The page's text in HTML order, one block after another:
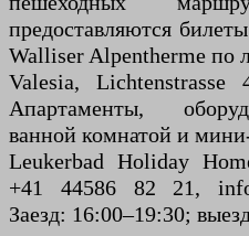
предоставляются
Walliser Alpentherme по
Valesia, Lichtenstrasse
Апартаменты,
ванной комнатой и
Leukerbad Holiday
+41 44586 82 21,
Заезд: 16:00–19:30;